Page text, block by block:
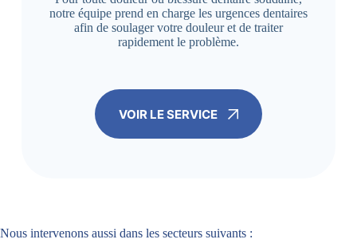
notre équipe prend en charge les urgences dentaires
afin de soulager votre douleur et de traiter
rapidement le problème.
VOIR LE SERVICE
Nous intervenons aussi dans les secteurs suivants :